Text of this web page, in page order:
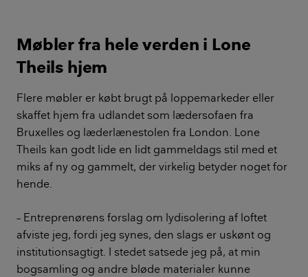
Møbler fra hele verden i Lone
Theils hjem
Flere møbler er købt brugt på loppemarkeder eller
skaffet hjem fra udlandet som lædersofaen fra
Bruxelles og læderlænestolen fra London. Lone
Theils kan godt lide en lidt gammeldags stil med et
miks af ny og gammelt, der virkelig betyder noget for
hende.
– Entreprenørens forslag om lydisolering af loftet
afviste jeg, fordi jeg synes, den slags er uskønt og
institutionsagtigt. I stedet satsede jeg på, at min
bogsamling og andre bløde materialer kunne